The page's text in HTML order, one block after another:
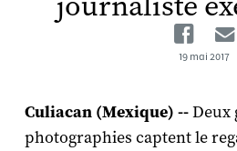
journaliste
19 mai 2017
Culiacan (Mexique) --Deux
photographies captent le